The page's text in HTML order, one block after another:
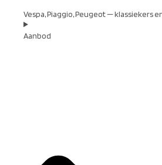
Vespa, Piaggio, Peugeot — klassiekers
Aanbod